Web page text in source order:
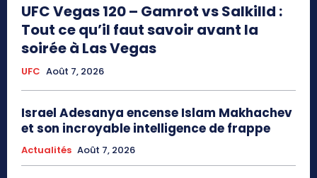
UFC Vegas 120 – Gamrot vs Salkilld :
Tout ce qu’il faut savoir avant la
soirée à Las Vegas
UFC Août 7, 2026
Israel Adesanya encense Islam Makhachev
et son incroyable intelligence de frappe
Actualités Août 7, 2026